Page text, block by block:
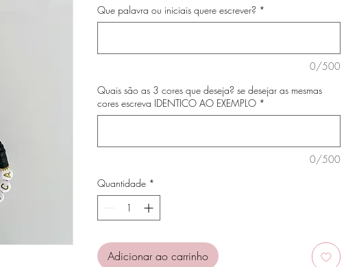
Que palavra ou iniciais quere escrever? *
0/500
Quais são as 3 cores que deseja? se desejar as mesmas
cores escreva IDENTICO AO EXEMPLO *
0/500
Quantidade *
Adicionar ao carrinho